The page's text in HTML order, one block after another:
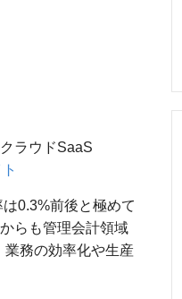
ラウドSaaS
0.3%前後と極めて
らも管理会計領域
業務の効率化や生産